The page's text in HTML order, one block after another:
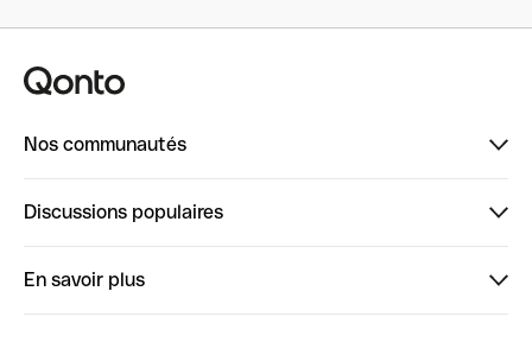
Nos communautés
ClubQonto
Discussions populaires
En savoir plus